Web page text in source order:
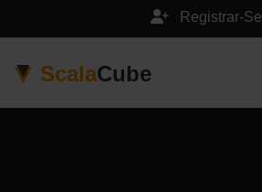
Registrar-Se
ScalaCube